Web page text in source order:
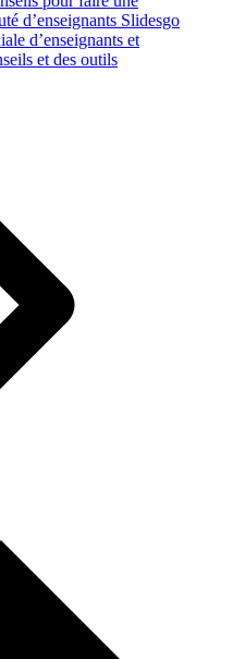
d’enseignants Slidesgo
d’enseignants et
et des outils